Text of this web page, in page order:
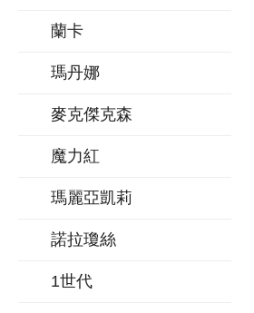
蘭卡
瑪丹娜
麥克傑克森
魔力紅
瑪麗亞凱莉
諾拉瓊絲
1世代